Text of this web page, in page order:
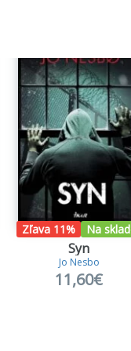
škvrna
Harry
Jo
Pre
1.
Zľava 11% Na
Syn
Jo Nesbo
11,60€